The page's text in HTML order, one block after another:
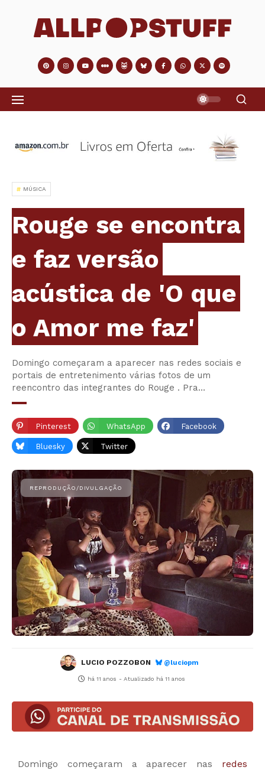
MÚSICA
Rouge se encontra
e faz versão
acústica de 'O que
o Amor me faz'
Domingo começaram a aparecer nas redes sociais e
portais de entretenimento várias fotos de um
reencontro das integrantes do Rouge . Pra…
Pinterest WhatsApp Facebook
Bluesky Twitter
LUCIO POZZOBON @luciopm
há 11 anos - Atualizado há 11 anos
Domingo começaram a aparecer nas redes